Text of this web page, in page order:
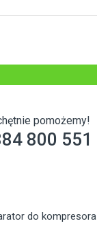
pomożemy!
800 551
do kompresora